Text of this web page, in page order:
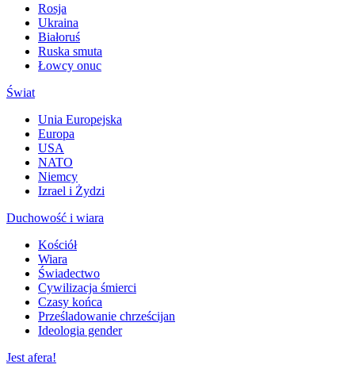
Rosja
Ukraina
Białoruś
Ruska smuta
Łowcy onuc
Świat
Unia Europejska
Europa
USA
NATO
Niemcy
Izrael i Żydzi
Duchowość i wiara
Kościół
Wiara
Świadectwo
Cywilizacja śmierci
Czasy końca
Prześladowanie chrześcijan
Ideologia gender
Jest afera!